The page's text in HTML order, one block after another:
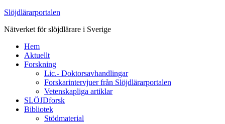
Slöjdlärarportalen
Nätverket för slöjdlärare i Sverige
Hem
Aktuellt
Forskning
Lic.- Doktorsavhandlingar
Forskarintervjuer från Slöjdlärarportalen
Vetenskapliga artiklar
SLÖJDforsk
Bibliotek
Stödmaterial